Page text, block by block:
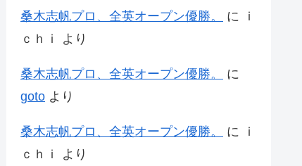
桑木志帆プロ、全英オープン優勝。 に
ｉ
ｃｈｉ
より
桑木志帆プロ、全英オープン優勝。
に
goto より
桑木志帆プロ、全英オープン優勝。 に
ｉ
ｃｈｉ
より